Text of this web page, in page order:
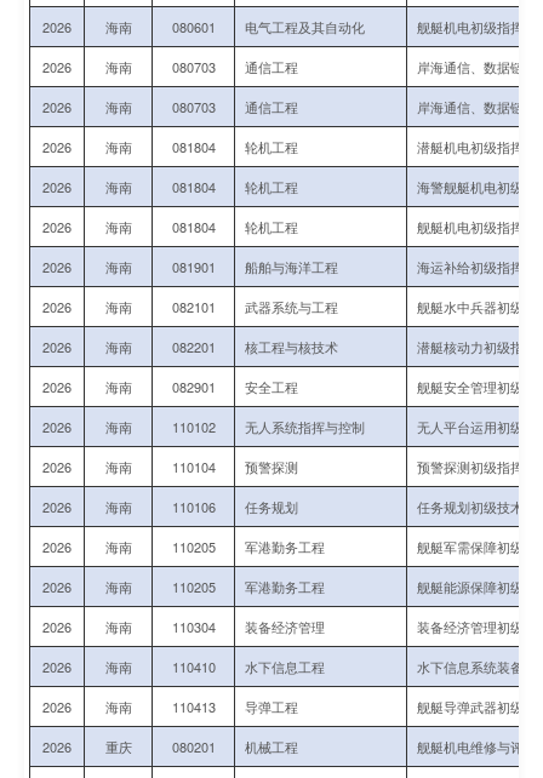
2026 海南 080601 电气工程及其自动化 舰艇机电初级指挥与
2026 海南 080703 通信工程 岸海通信、数据链
2026 海南 080703 通信工程 岸海通信、数据链
2026 海南 081804 轮机工程 潜艇机电初级指挥与
2026 海南 081804 轮机工程 海警舰艇机电初级指
2026 海南 081804 轮机工程 舰艇机电初级指挥与
2026 海南 081901 船舶与海洋工程 海运补给初级指挥军
2026 海南 082101 武器系统与工程 舰艇水中兵器初级技
2026 海南 082201 核工程与核技术 潜艇核动力初级指挥
2026 海南 082901 安全工程 舰艇安全管理初级指
2026 海南 110102 无人系统指挥与控制 无人平台运用初级指
2026 海南 110104 预警探测 预警探测初级指挥与
2026 海南 110106 任务规划 任务规划初级技术军
2026 海南 110205 军港勤务工程 舰艇军需保障初级指
2026 海南 110205 军港勤务工程 舰艇能源保障初级指
2026 海南 110304 装备经济管理 装备经济管理初级技
2026 海南 110410 水下信息工程 水下信息系统装备运
2026 海南 110413 导弹工程 舰艇导弹武器初级技
2026 重庆 080201 机械工程 舰艇机电维修与评估